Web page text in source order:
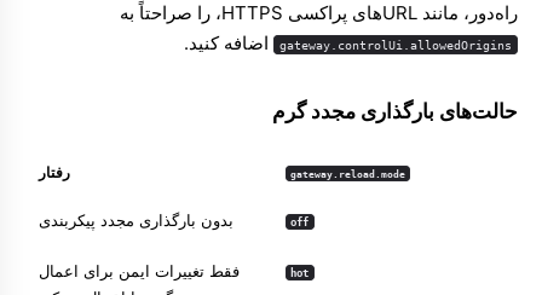
راه‌دور، مانند URLهای پراکسی HTTPS، را صراحتاً به
gateway.controlUi.allowedOrigins اضافه کنید.
حالت‌های بارگذاری مجدد گرم
gateway.reload.mode رفتار
off بدون بارگذاری مجدد پیکربندی
hot
فقط تغییرات ایمن برای اعمال